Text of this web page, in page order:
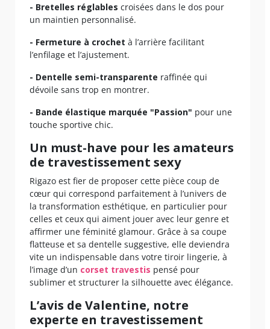
- Bretelles réglables croisées dans le dos pour
un maintien personnalisé.
- Fermeture à crochet à l’arrière facilitant
l’enfilage et l’ajustement.
- Dentelle semi-transparente raffinée qui
dévoile sans trop en montrer.
- Bande élastique marquée "Passion" pour une
touche sportive chic.
Un must-have pour les amateurs
de travestissement sexy
Rigazo est fier de proposer cette pièce coup de
cœur qui correspond parfaitement à l’univers de
la transformation esthétique, en particulier pour
celles et ceux qui aiment jouer avec leur genre et
affirmer une féminité glamour. Grâce à sa coupe
flatteuse et sa dentelle suggestive, elle deviendra
vite un indispensable dans votre tiroir lingerie, à
l’image d’un corset travestis pensé pour
sublimer et structurer la silhouette avec élégance.
L’avis de Valentine, notre
experte en travestissement